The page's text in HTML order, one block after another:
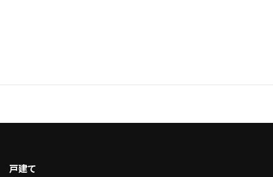
戸建て